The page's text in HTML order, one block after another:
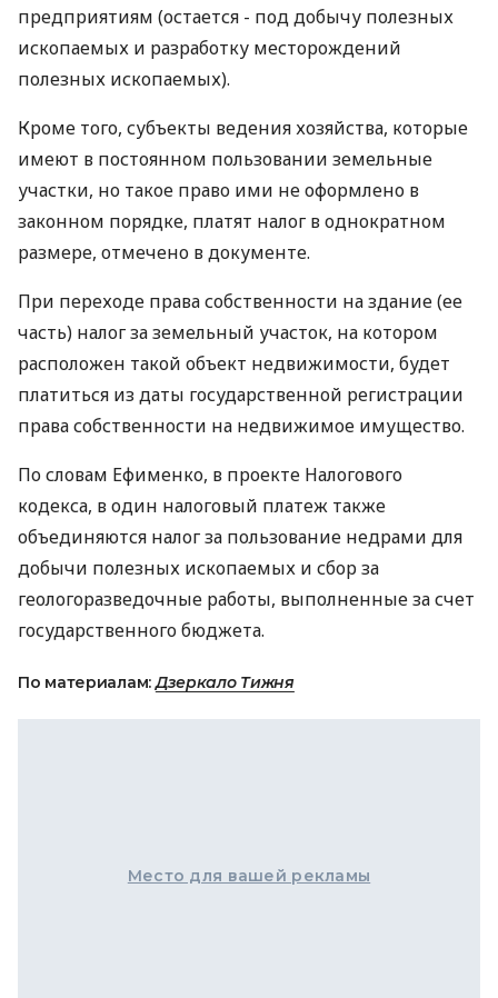
предприятиям (остается - под добычу полезных
ископаемых и разработку месторождений
полезных ископаемых).
Кроме того, субъекты ведения хозяйства, которые
имеют в постоянном пользовании земельные
участки, но такое право ими не оформлено в
законном порядке, платят налог в однократном
размере, отмечено в документе.
При переходе права собственности на здание (ее
часть) налог за земельный участок, на котором
расположен такой объект недвижимости, будет
платиться из даты государственной регистрации
права собственности на недвижимое имущество.
По словам Ефименко, в проекте Налогового
кодекса, в один налоговый платеж также
объединяются налог за пользование недрами для
добычи полезных ископаемых и сбор за
геологоразведочные работы, выполненные за счет
государственного бюджета.
По материалам:Дзеркало Тижня
Место для вашей рекламы